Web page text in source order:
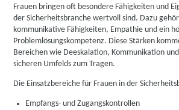
Frauen bringen oft besondere Fähigkeiten und
der Sicherheitsbranche wertvoll sind. Dazu
kommunikative Fähigkeiten, Empathie und ein
Problemlösungskompetenz. Diese Stärken
Bereichen wie Deeskalation, Kommunikation
sicheren Umfelds zum Tragen.
Die Einsatzbereiche für Frauen in der
Empfangs- und Zugangskontrollen